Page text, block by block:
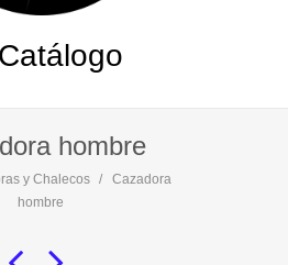
Catálogo
hombre
y Chalecos
Cazadora
hombre